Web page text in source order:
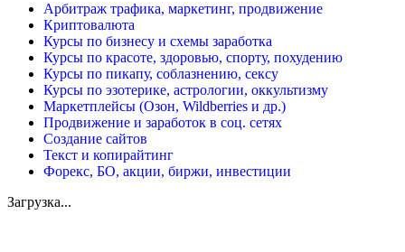
Арбитраж трафика, маркетинг, продвижение
Криптовалюта
Курсы по бизнесу и схемы заработка
Курсы по красоте, здоровью, спорту, похудению
Курсы по пикапу, соблазнению, сексу
Курсы по эзотерике, астрологии, оккультизму
Маркетплейсы (Озон, Wildberries и др.)
Продвижение и заработок в соц. сетях
Создание сайтов
Текст и копирайтинг
Форекс, БО, акции, биржи, инвестиции
Загрузка...